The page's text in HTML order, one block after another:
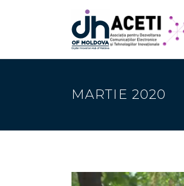
MARTIE 2020